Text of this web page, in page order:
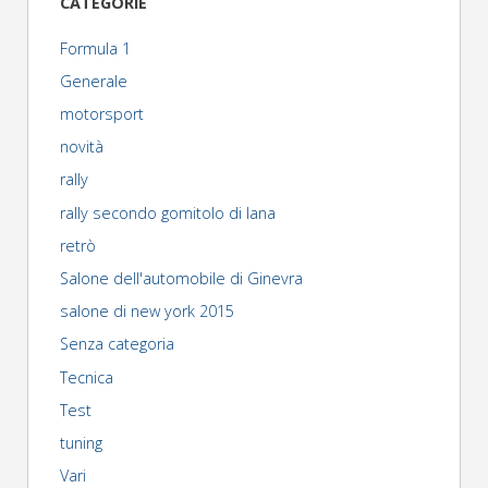
articoli
Formula 1
Generale
motorsport
novità
rally
rally secondo gomitolo di lana
retrò
Salone dell'automobile di Ginevra
salone di new york 2015
Senza categoria
Tecnica
Test
tuning
Vari